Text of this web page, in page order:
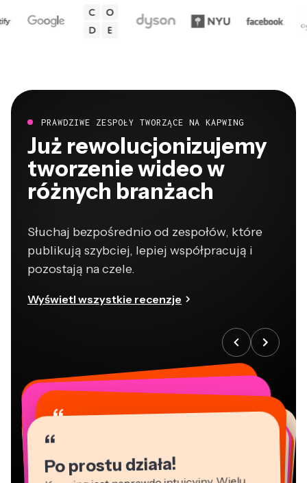
PRAWDZIWE ZESPOŁY TWORZĄCE NA KAPWING
Już rewolucjonizujemy
tworzenie wideo w
różnych branżach
Słuchaj bezpośrednio od zespołów, które
publikują szybciej, lepiej współpracują i
pozostają na czele.
Wyświetl wszystkie recenzje
“
Po prostu działa!
“
“
“
“
“
“
“